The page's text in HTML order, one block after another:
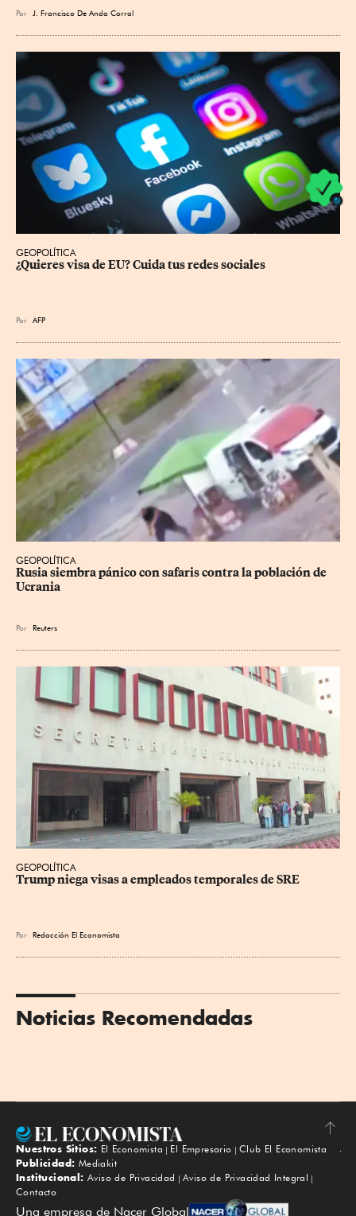
Por J. Francisco De Anda Corral
GEOPOLÍTICA
¿Quieres visa de EU? Cuida tus redes sociales
Por AFP
GEOPOLÍTICA
Rusia siembra pánico con safaris contra la población de
Ucrania
Por Reuters
GEOPOLÍTICA
Trump niega visas a empleados temporales de SRE
Por Redacción El Economista
Noticias Recomendadas
Subir
Nuestros Sitios: El Economista El Empresario
Club El Economista
Publicidad: Mediakit
Institucional: Aviso de Privacidad
Aviso de Privacidad Integral
Contacto
Una empresa de Nacer Global